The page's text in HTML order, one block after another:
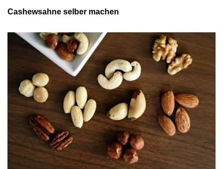
Cashewsahne selber machen